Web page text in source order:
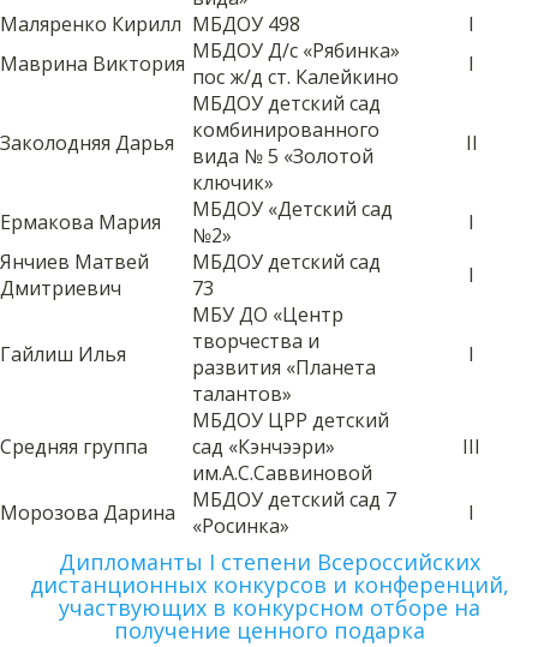
Маляренко Кирилл МБДОУ 498
I
Маврина Виктория МБДОУ Д/с «Рябинка»
пос ж/д ст. Калейкино
I
Заколодняя Дарья
МБДОУ детский сад
комбинированного
вида № 5 «Золотой
ключик»
II
Ермакова Мария
МБДОУ «Детский сад
№2»
I
Янчиев Матвей
Дмитриевич
МБДОУ детский сад
73
I
Гайлиш Илья
МБУ ДО «Центр
творчества и
развития «Планета
талантов»
I
Cредняя группа
МБДОУ ЦРР детский
сад «Кэнчээри»
им.А.С.Саввиновой
III
Морозова Дарина
МБДОУ детский сад 7
«Росинка»
I
Дипломанты I степени Всероссийских
дистанционных конкурсов и конференций,
участвующих в конкурсном отборе на
получение ценного подарка